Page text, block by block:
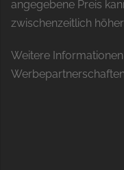
angegebene Preis
zwischenzeitlich
Weitere
Werbepartnerschaften